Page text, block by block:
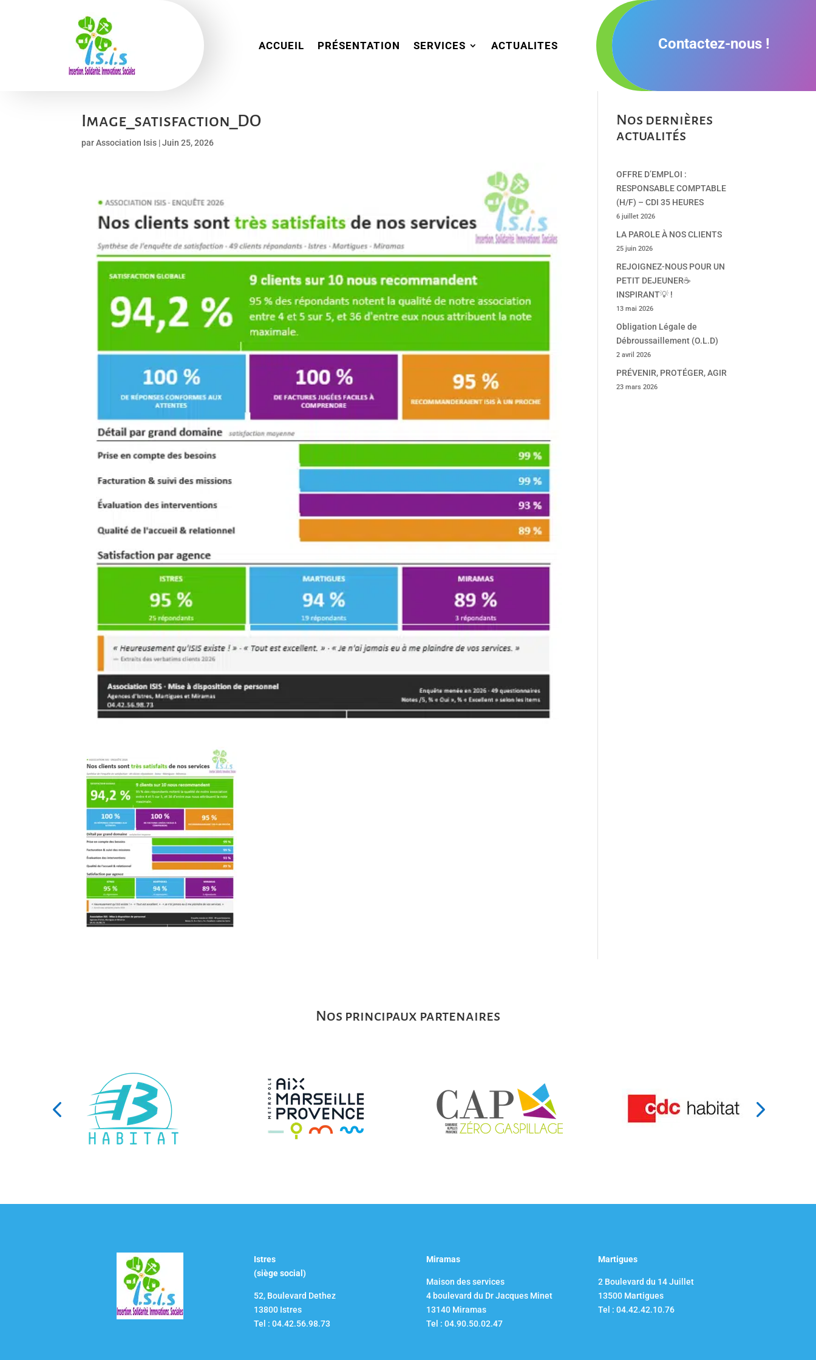
ACCUEIL PRÉSENTATION SERVICES ACTUALITES Contactez-nous !
Image_satisfaction_DO
parAssociation Isis |Juin 25, 2026
Nos dernières
actualités
OFFRE D’EMPLOI :
RESPONSABLE COMPTABLE
(H/F) – CDI 35 HEURES
6 juillet 2026
LA PAROLE À NOS CLIENTS
25 juin 2026
REJOIGNEZ-NOUS POUR UN
PETIT DEJEUNER☕
INSPIRANT💡 !
13 mai 2026
Obligation Légale de
Débroussaillement (O.L.D)
2 avril 2026
PRÉVENIR, PROTÉGER, AGIR
23 mars 2026
Nos principaux partenaires
Istres
(siège social)
52, Boulevard Dethez
13800 Istres
Tel : 04.42.56.98.73
Miramas
Maison des services
4 boulevard du Dr Jacques Minet
13140 Miramas
Tel : 04.90.50.02.47
Martigues
2 Boulevard du 14 Juillet​
13500 Martigues
Tel : 04.42.42.10.76